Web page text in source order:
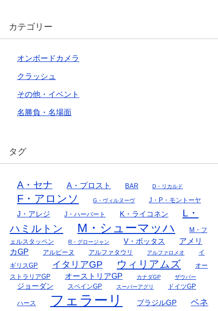
カテゴリー
オンボードカメラ
クラッシュ
その他・イベント
名勝負・名場面
タグ
A・セナ A・プロスト BAR D・リカルド
F・アロンソ G・ヴィルヌーヴ J・P・モントーヤ
J・アレジ J・ハーバート K・ライコネン
L・
ハミルトン
M・シューマッハ
M・フ
ェルスタッペン
R・グロージャン V・ボッタス
アメリ
カGP
アルピーヌ アルファタウリ アルファロメオ
イ
ギリスGP
イタリアGP ウィリアムズ
オー
ストラリアGP
オーストリアGP カナダGP ザウバー
ジョーダン スペインGP スーパーアグリ ドイツGP
ハース フェラーリ ブラジルGP
ベネ